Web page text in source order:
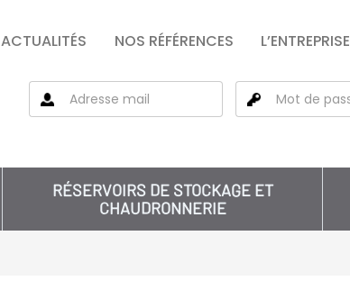
ACTUALITÉS NOS RÉFÉRENCES L’ENTREPRISE
RÉSERVOIRS DE STOCKAGE ET
CHAUDRONNERIE